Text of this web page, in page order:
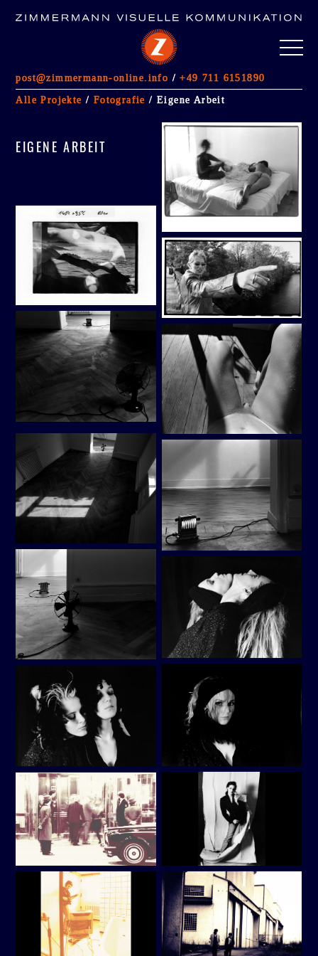
ALLE PROJEKTE
IMMOBILIENMARKETING
Kontakt
Impressum/AGB
Datenschutzerklärung
Zimmermann
VK
bei
facebook
Zimmermann
VK
bei
LinkedIn
Zimmermann
VK
bei
XING
Instagram
Alle Projekte / Fotografie / Eigene Arbeit
post@zimmermann-online.info /+49 711 6151890
EIGENE ARBEIT